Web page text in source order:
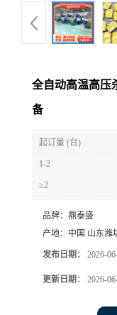
全自动高温高压
备
起订量 (台)
1-2
≥2
品牌： 鼎泰盛
产地： 中国 山东潍
发布日期： 2026-
更新日期： 2026-